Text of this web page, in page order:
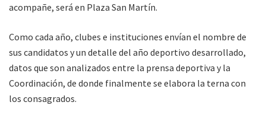
acompañe, será en Plaza San Martín.
Como cada año, clubes e instituciones envían el nombre de
sus candidatos y un detalle del año deportivo desarrollado,
datos que son analizados entre la prensa deportiva y la
Coordinación, de donde finalmente se elabora la terna con
los consagrados.